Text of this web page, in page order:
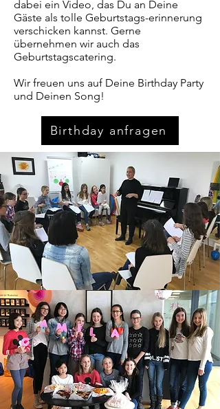
dabei ein Video, das Du an Deine
Gäste als tolle Geburtstags-erinnerung
verschicken kannst. Gerne
übernehmen wir auch das
Geburtstagscatering.
Wir freuen uns auf Deine Birthday Party
und Deinen Song! ​
Birthday anfragen